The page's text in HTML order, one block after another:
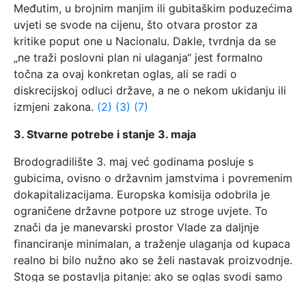
Međutim, u brojnim manjim ili gubitaškim poduzećima
uvjeti se svode na cijenu, što otvara prostor za
kritike poput one u Nacionalu. Dakle, tvrdnja da se
„ne traži poslovni plan ni ulaganja“ jest formalno
točna za ovaj konkretan oglas, ali se radi o
diskrecijskoj odluci države, a ne o nekom ukidanju ili
izmjeni zakona. (2) (3) (7)
3. Stvarne potrebe i stanje 3. maja
Brodogradilište 3. maj već godinama posluje s
gubicima, ovisno o državnim jamstvima i povremenim
dokapitalizacijama. Europska komisija odobrila je
ograničene državne potpore uz stroge uvjete. To
znači da je manevarski prostor Vlade za daljnje
financiranje minimalan, a traženje ulaganja od kupaca
realno bi bilo nužno ako se želi nastavak proizvodnje.
Stoga se postavlja pitanje: ako se oglas svodi samo